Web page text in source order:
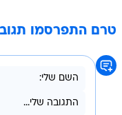
טרם התפרסמו